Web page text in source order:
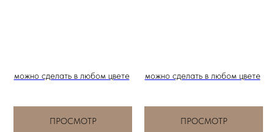
можно сделать в любом цвете
ПРОСМОТР
можно сделать в любом цвете
ПРОСМОТР